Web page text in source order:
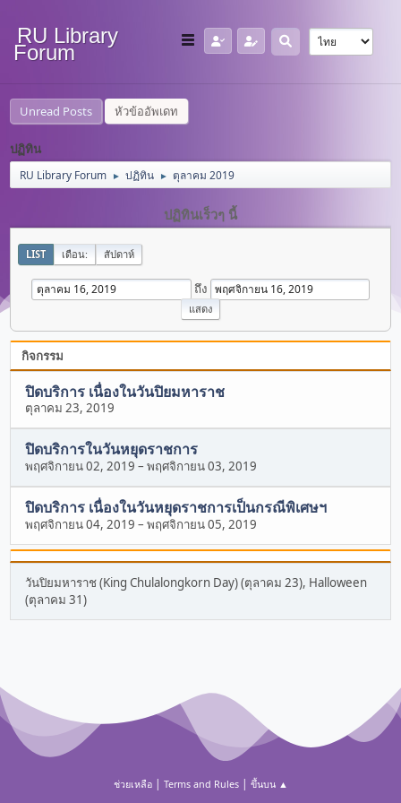
RU Library
Forum
Unread Posts หัวข้ออัพเดท
ปฏิทิน
RU Library Forum ► ปฏิทิน ► ตุลาคม 2019
ปฏิทินเร็วๆ นี้
LIST เดือน: สัปดาห์
ถึง
กิจกรรม
ปิดบริการ เนื่องในวันปิยมหาราช
ตุลาคม 23, 2019
ปิดบริการในวันหยุดราชการ
พฤศจิกายน 02, 2019 –พฤศจิกายน 03, 2019
ปิดบริการ เนื่องในวันหยุดราชการเป็นกรณีพิเศษฯ
พฤศจิกายน 04, 2019 –พฤศจิกายน 05, 2019
วันปิยมหาราช (King Chulalongkorn Day) (ตุลาคม 23), Halloween
(ตุลาคม 31)
ช่วยเหลือ| Terms and Rules| ขึ้นบน ▲